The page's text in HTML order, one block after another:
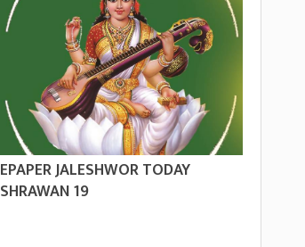
EPAPER JALESHWOR TODAY
SHRAWAN 19